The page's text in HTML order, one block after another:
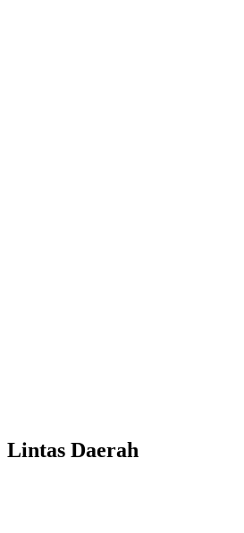
Lintas Daerah